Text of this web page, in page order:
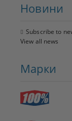
Новини
Subscribe to
View all news
Марки